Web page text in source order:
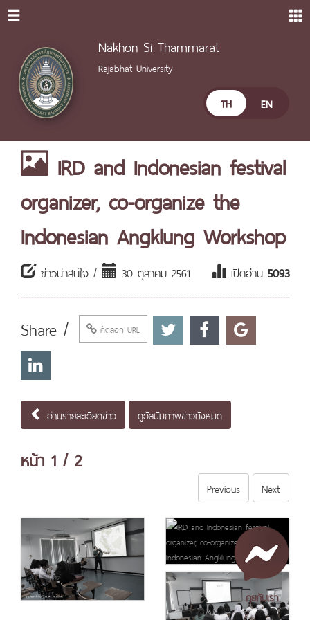
Nakhon Si Thammarat
Rajabhat University
TH EN
IRD and Indonesian festival
organizer, co-organize the
Indonesian Angklung Workshop
ข่าวน่าสนใจ / 30 ตุลาคม 2561 เปิดอ่าน 5093
Share / คัดลอก URL
อ่านรายละเอียดข่าว ดูอัลบั้มภาพข่าวทั้งหมด
หน้า 1 / 2
Previous Next
คุยกับเรา